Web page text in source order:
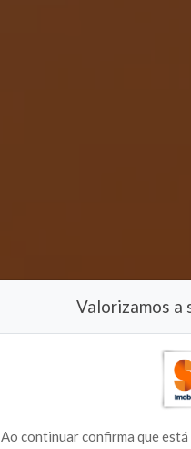
Valorizamos a
Ao continuar confirma que